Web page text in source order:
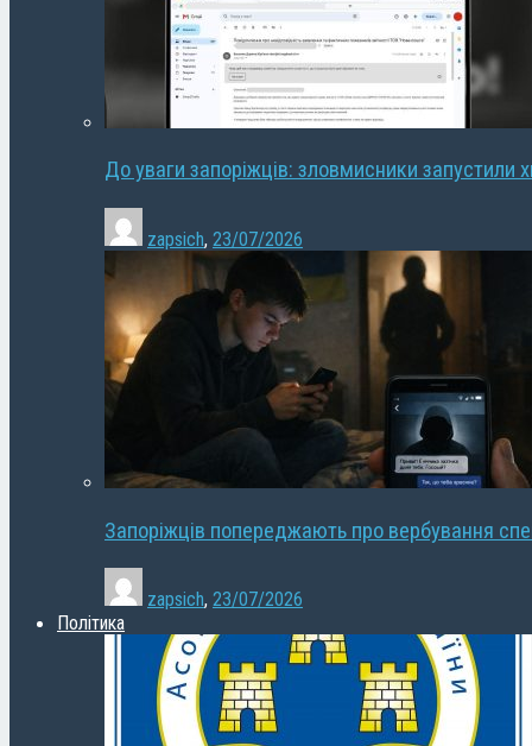
До уваги запоріжців: зловмисники запустили
zapsich, 23/07/2026
Запоріжців попереджають про вербування
zapsich, 23/07/2026
Політика